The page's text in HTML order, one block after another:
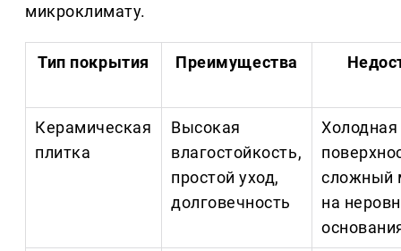
микроклимату.
Тип покрытия Преимущества
Керамическая
плитка
Высокая
влагостойкость,
простой уход,
долговечность
Холодная
сложный
на